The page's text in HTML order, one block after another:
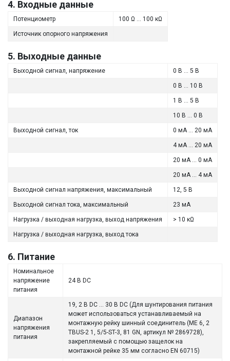
4. Входные данные
Потенциометр 100 Ω ... 100 кΩ
Источник опорного напряжения
5. Выходные данные
Выходной сигнал, напряжение 0 В ... 5 В
0 В ... 10 В
1 В ... 5 В
10 В ... 0 В
Выходной сигнал, ток 0 мА ... 20 мА
4 мА ... 20 мА
20 мА ... 0 мА
20 мА ... 4 мА
Выходной сигнал напряжения, максимальный 12, 5 В
Выходной сигнал тока, максимальный 23 мА
Нагрузка / выходная нагрузка, выход напряжения > 10 кΩ
Нагрузка / выходная нагрузка, выход тока
6. Питание
Номинальное
напряжение
питания
24 В DC
Диапазон
напряжения
питания
19, 2 В DC ... 30 В DC (Для шунтирования питания
может использоваться устанавливаемый на
монтажную рейку шинный соединитель (ME 6, 2
TBUS-2 1, 5/5-ST-3, 81 GN, артикул № 2869728),
закрепляемый с помощью защелок на
монтажной рейке 35 мм согласно EN 60715)